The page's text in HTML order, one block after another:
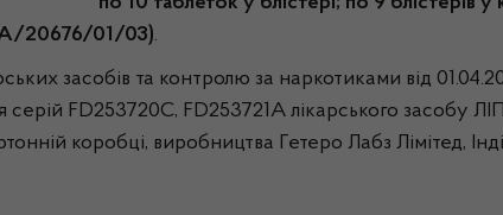
20676/01/03).
засобів та контролю за
серій FD253720С, FD253721A лікарського засобу
картонній коробці, виробництва Гетеро Лабз